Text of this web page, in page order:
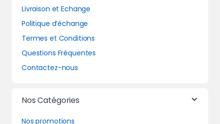
Livraison et Echange
Politique d’échange
Termes et Conditions
Questions Fréquentes
Contactez-nous
Nos Catégories
Nos promotions